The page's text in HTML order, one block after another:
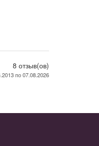
8 отзыв(ов)
по 07.08.2026